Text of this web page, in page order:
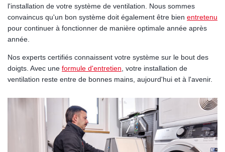
l'installation de votre système de ventilation. Nous sommes
convaincus qu'un bon système doit également être bien entretenu
pour continuer à fonctionner de manière optimale année après
année.
Nos experts certifiés connaissent votre système sur le bout des
doigts. Avec une formule d'entretien , votre installation de
ventilation reste entre de bonnes mains, aujourd'hui et à l'avenir.